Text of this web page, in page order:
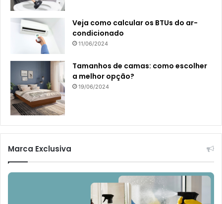
Veja como calcular os BTUs do ar-
condicionado
11/06/2024
Tamanhos de camas: como escolher
a melhor opção?
19/06/2024
Marca Exclusiva